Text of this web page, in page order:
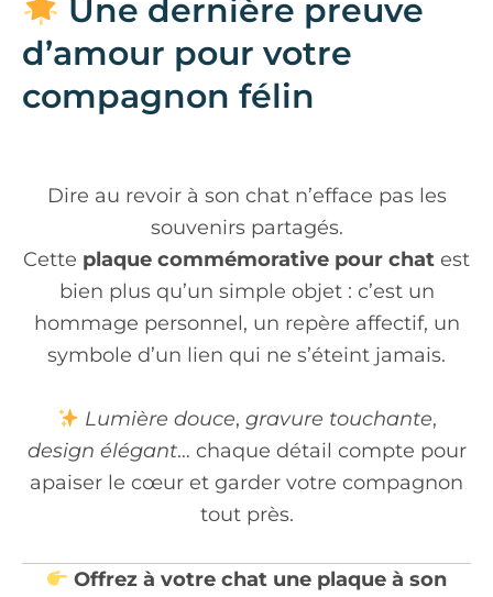
Une dernière preuve
d’amour pour votre
compagnon félin
Dire au revoir à son chat n’efface pas les
souvenirs partagés.
Cette plaque commémorative pour chat est
bien plus qu’un simple objet : c’est un
hommage personnel, un repère affectif, un
symbole d’un lien qui ne s’éteint jamais.
Lumière douce, gravure touchante,
design élégant… chaque détail compte pour
apaiser le cœur et garder votre compagnon
tout près.
Offrez à votre chat une plaque à son